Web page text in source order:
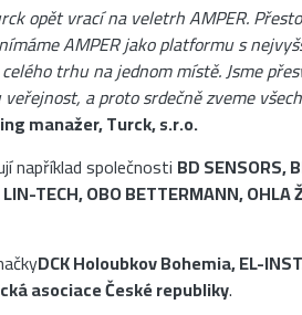
opět vrací na veletrh AMPER.
AMPER jako platformu s
trhu na jednom místě. Jsme
a proto srdečně zveme
manažer, Turck, s.r.o.
například společnosti BD SENSORS,
TECH, OBO BETTERMANN,
DCK Holoubkov Bohemia, EL-
asociace České republiky.